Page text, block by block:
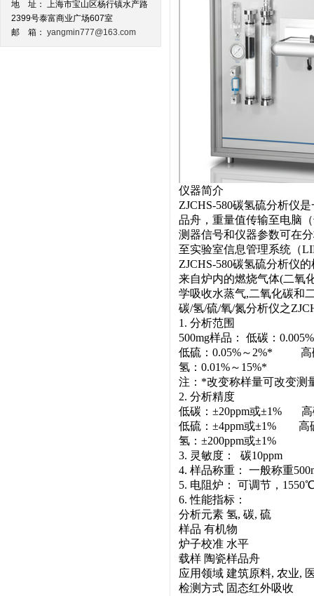
地 址： 上海市宝山区杨行镇水产路
2399号泰富商业广场607室
邮 箱： yangmin777@163.com
仪器简介
ZJCHS-580碳氢硫分析仪
品舟，重量值传输至电脑
测器信号和仪器参数可在
至实验室信息管理系统（
ZJCHS-580碳氢硫分析仪
来自炉内的燃烧气体(二氧
学吸收水蒸气,二氧化碳和
碳/氢/硫/氧/氮分析仪之
1. 分析范围
500mg样品： 低碳：
低硫：0.05%～2%* 高
氢：0.01%～15%*
注：*改变称样量可改变测
2. 分析精度
低碳：±20ppm或±1% 高
低硫：±4ppm或±1% 高
氢：±200ppm或±1%
3. 灵敏度： 碳
4. 样品称重： 一般称重
5. 电阻炉： 可调节，
6. 性能指标：
分析元素 氢, 碳, 硫
样品 有机物
炉子校准 水平
载样 陶瓷样品舟
应用领域 建筑原料, 农业,
检测方式 固态红外吸收